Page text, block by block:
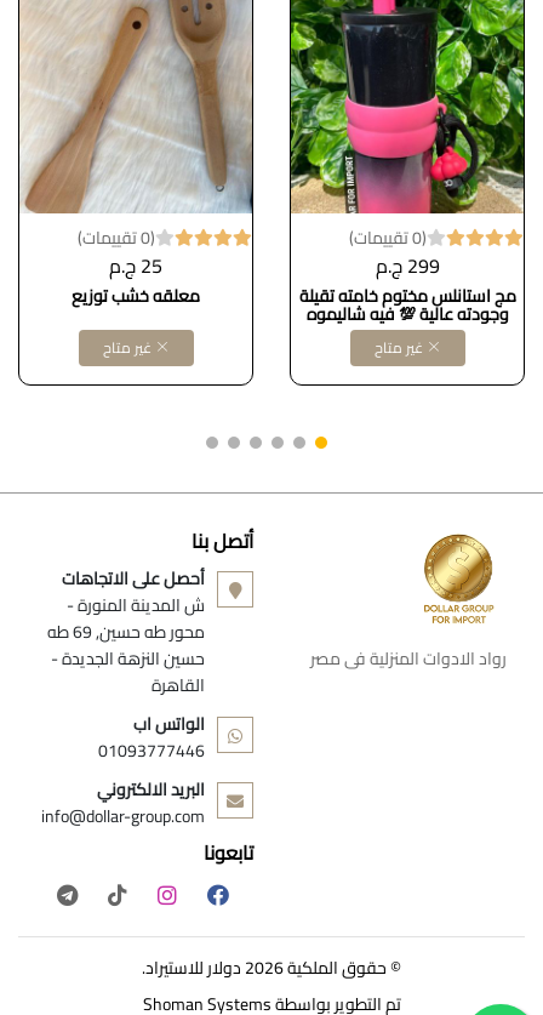
(0 تقييمات)
299 ج.م
مج استانلس مختوم خامته تقيلة
وجودته عالية 💯 فيه شاليموه
تقدري تشربي منه، وكمان الغطا
فيه مكان تقفليه لو مش
هتستخدمي الشاليموه، عملي جداً
للخروج أو الشغل. Dollars for
غير متاح
(0 تقييمات)
25 ج.م
معلقه خشب توزيع
غير متاح
رواد الادوات المنزلية فى مصر
أتصل بنا
أحصل على الاتجاهات
ش المدينة المنورة -
محور طه حسين, 69 طه
حسين النزهة الجديدة -
القاهرة
الواتس اب
01093777446
البريد الالكتروني
info@dollar-group.com
تابعونا
© حقوق الملكية 2026 دولار للاستيراد.
تم التطوير بواسطةShoman Systems